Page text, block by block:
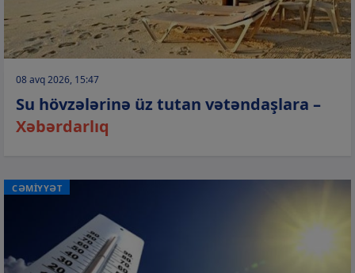
08 avq 2026, 15:47
Su hövzələrinə üz tutan vətəndaşlara –
Xəbərdarlıq
CƏMİYYƏT